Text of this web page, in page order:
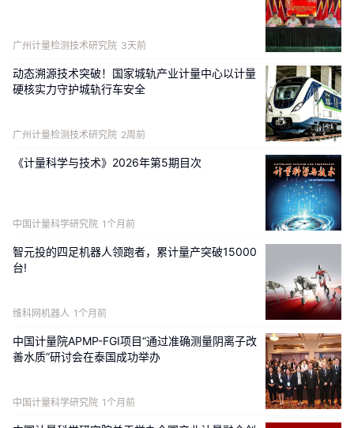
广州计量检测技术研究院 3天前
动态溯源技术突破！国家城轨产业计量中心以计量
硬核实力守护城轨行车安全
广州计量检测技术研究院 2周前
《计量科学与技术》2026年第5期目次
中国计量科学研究院 1个月前
智元投的四足机器人领跑者，累计量产突破15000
台!
维科网机器人 1个月前
中国计量院APMP-FGI项目“通过准确测量阴离子改
善水质”研讨会在泰国成功举办
中国计量科学研究院 1个月前